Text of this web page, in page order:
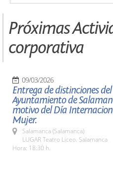
Próximas
corporativa
09/03/2026
Entrega de distinciones del
Ayuntamiento de
motivo del Día
Mujer.
Salamanca (Salamanca)
LUGAR Teatro Liceo. Salamanca
Hora: 18:30 h.